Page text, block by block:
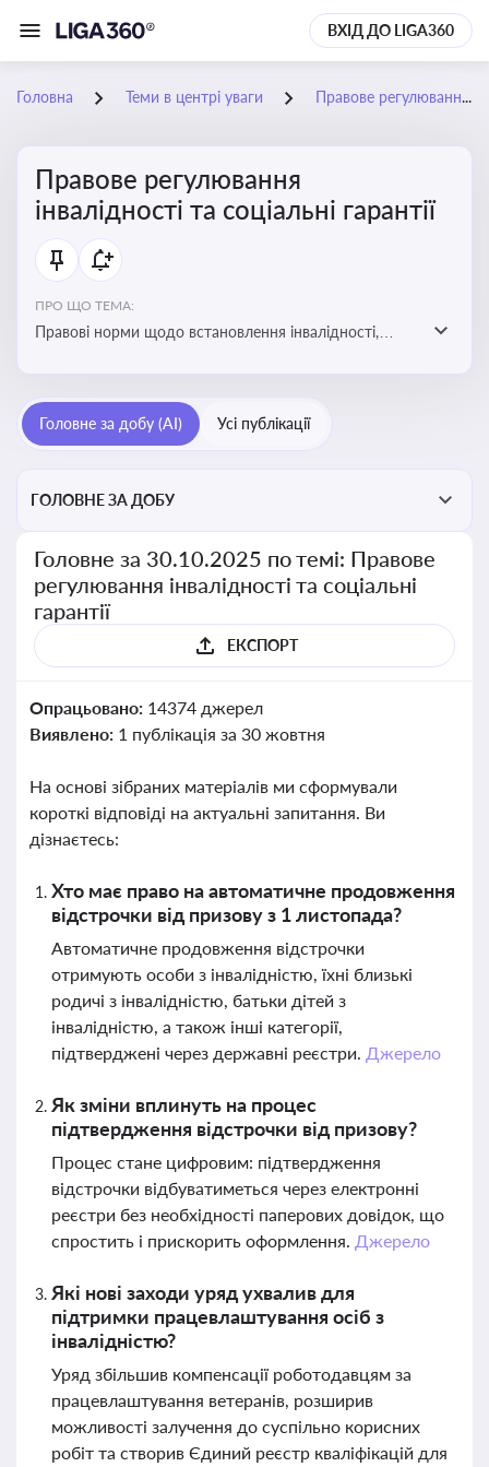
ВХІД ДО LIGA360
Головна Теми в центрі уваги Правове регулювання інвалідності та соціальні гарантії
Правове регулювання
інвалідності та соціальні гарантії
ПРО ЩО ТЕМА:
Правові норми щодо встановлення інвалідності,
Головне за добу (AI) Усі публікації
ГОЛОВНЕ ЗА ДОБУ
Головне за 30.10.2025 по темі: Правове
регулювання інвалідності та соціальні
гарантії
ЕКСПОРТ
Опрацьовано: 14374 джерел
Виявлено: 1 публікація за 30 жовтня
На основі зібраних матеріалів ми сформували
короткі відповіді на актуальні запитання. Ви
дізнаєтесь:
Хто має право на автоматичне продовження
відстрочки від призову з 1 листопада?
Автоматичне продовження відстрочки
отримують особи з інвалідністю, їхні близькі
родичі з інвалідністю, батьки дітей з
інвалідністю, а також інші категорії,
підтверджені через державні реєстри. Джерело
Як зміни вплинуть на процес
підтвердження відстрочки від призову?
Процес стане цифровим: підтвердження
відстрочки відбуватиметься через електронні
реєстри без необхідності паперових довідок, що
спростить і прискорить оформлення. Джерело
Які нові заходи уряд ухвалив для
підтримки працевлаштування осіб з
інвалідністю?
Уряд збільшив компенсації роботодавцям за
працевлаштування ветеранів, розширив
можливості залучення до суспільно корисних
робіт та створив Єдиний реєстр кваліфікацій для